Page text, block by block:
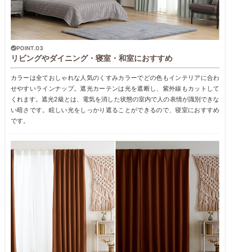
POINT.03
リビングやダイニング・寝室・和室におすすめ
カラーは全ておしゃれな人気のくすみカラーでどの色もインテリアに合わ
せやすいラインナップ。遮光カーテンは光を遮断し、紫外線もカットして
くれます。遮光2級とは、電気を消した状態の室内で人の表情が識別できな
い暗さです。眩しい光をしっかり遮ることができるので、寝室におすすめ
です。